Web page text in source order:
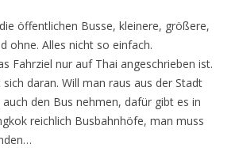
öffentlichen Busse, kleinere, größere,
ohne. Alles nicht so einfach.
Fahrziel nur auf Thai angeschrieben ist.
daran. Will man raus aus der Stadt
den Bus nehmen, dafür gibt es in
reichlich Busbahnhöfe, man muss